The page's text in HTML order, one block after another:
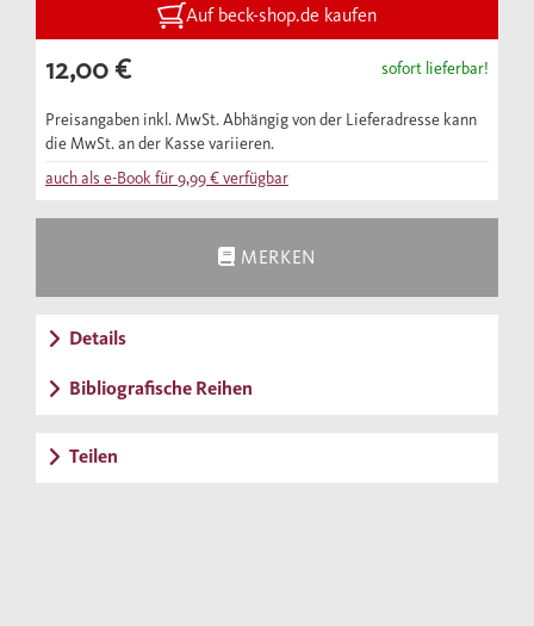
Auf beck-shop.de kaufen
12,00 € sofort lieferbar!
Preisangaben inkl. MwSt. Abhängig von der Lieferadresse kann
die MwSt. an der Kasse variieren.
auch als e-Book für9,99 €verfügbar
MERKEN
Details
Bibliografische Reihen
Teilen